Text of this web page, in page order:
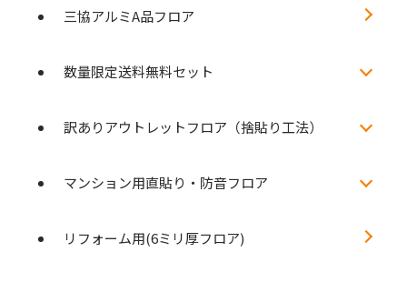
三協アルミA品フロア
数量限定送料無料セット
訳ありアウトレットフロア（捨貼り工法）
マンション用直貼り・防音フロア
リフォーム用(6ミリ厚フロア)